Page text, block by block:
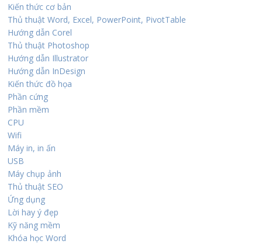
Kiến thức cơ bản
Thủ thuật Word, Excel, PowerPoint, PivotTable
Hướng dẫn Corel
Thủ thuật Photoshop
Hướng dẫn Illustrator
Hướng dẫn InDesign
Kiến thức đồ họa
Phần cứng
Phần mềm
CPU
Wifi
Máy in, in ấn
USB
Máy chụp ảnh
Thủ thuật SEO
Ứng dụng
Lời hay ý đẹp
Kỹ năng mềm
Khóa học Word